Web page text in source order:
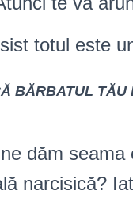
totul este
BĂRBATUL TĂU
dăm
narcisică?